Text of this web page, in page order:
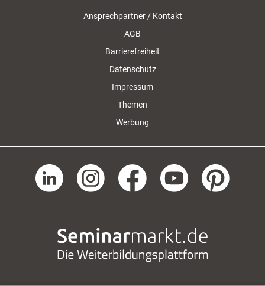
Ansprechpartner / Kontakt
AGB
Barrierefreiheit
Datenschutz
Impressum
Themen
Werbung